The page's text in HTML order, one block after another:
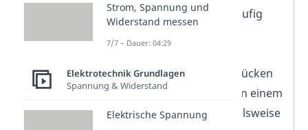
Schwingkreise finden häufig
verstärken oder unterdrücken
bestimmte Frequenzen in einem
Signal. Das kann beispielsweise
Strom, Spannung und
Widerstand messen
7/7 – Dauer: 04:29
Elektrotechnik Grundlagen
Spannung & Widerstand
Elektrische Spannung